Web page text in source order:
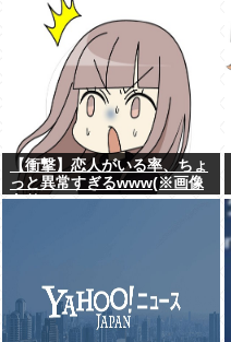
【衝撃】恋人がいる率、ちょ
っと異常すぎるwww(※画像
あり)